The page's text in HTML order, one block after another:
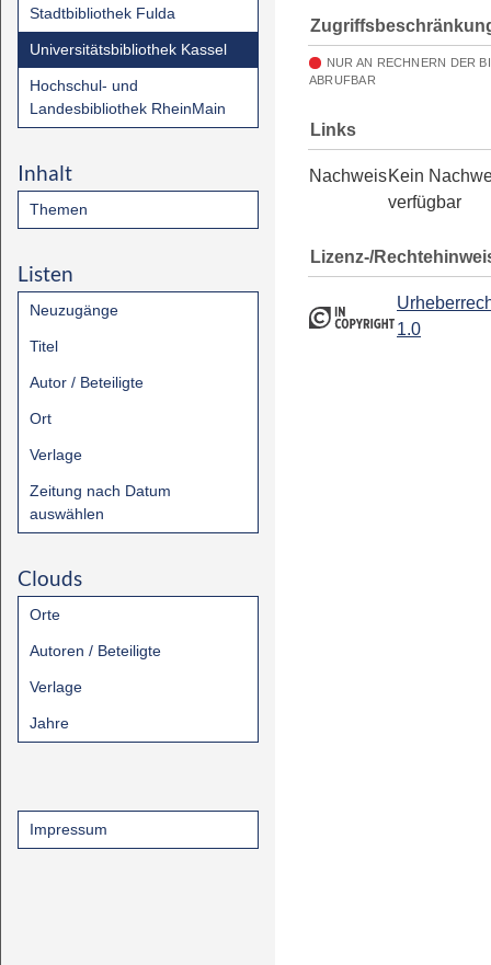
Stadtbibliothek Fulda
Universitätsbibliothek Kassel
Hochschul- und
Landesbibliothek RheinMain
Inhalt
Themen
Listen
Neuzugänge
Titel
Autor / Beteiligte
Ort
Verlage
Zeitung nach Datum
auswählen
Clouds
Orte
Autoren / Beteiligte
Verlage
Jahre
Impressum
NUR AN RECHNERN DER
ABRUFBAR
Links
NachweisKein
verfügbar
Lizenz-/
1.0